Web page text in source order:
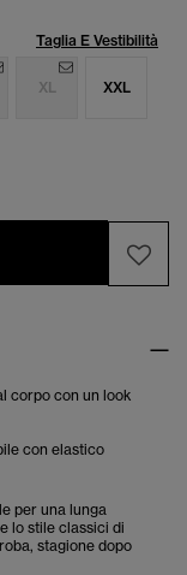
Taglia E Vestibilità
XL XXL
corpo con un look
con elastico
per una lunga
lo stile classici di
stagione dopo